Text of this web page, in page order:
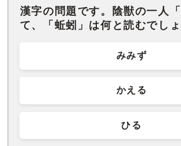
漢字の問題です。陰獣の一人
て、「蚯蚓」は何と読むでしょ
みみず
かえる
ひる